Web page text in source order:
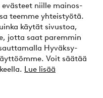
niille mainos-
teemme yhteistyötä.
käytät sivustoa,
jotta saat paremmin
Hyväksy-
Voit säätää
Lue lisää
nyt tai erissä
?